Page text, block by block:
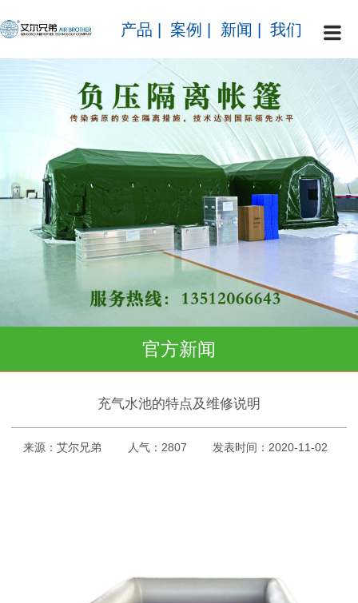
产品 案例 新闻 我们
官方新闻
充气水池的特点及维修说明
来源：艾尔兄弟 人气：2807 发表时间：2020-11-02